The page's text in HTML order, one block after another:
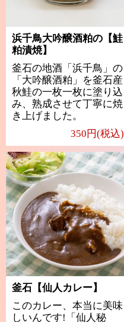
浜千鳥大吟醸酒粕の【鮭
粕漬焼】
釜石の地酒「浜千鳥」の
「大吟醸酒粕」を釜石産
秋鮭の一枚一枚に塗り込
み、熟成させて丁寧に焼
き上げました。
350円(税込)
釜石【仙人カレー】
このカレー、本当に美味
しいんです!「仙人秘